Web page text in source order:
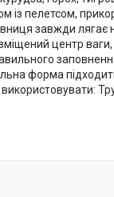
із пелетсом,
завжди лягає
центр
форма